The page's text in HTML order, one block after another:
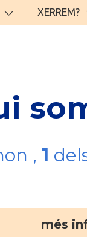
XERREM?
, 1
més